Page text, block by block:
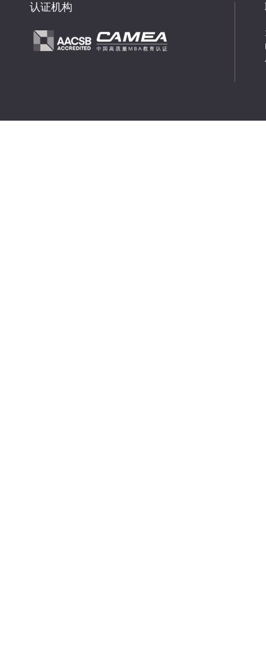
峰总经理王强首先交流了个人对于“梦想与现
实”的感受，阐述在生活中实践与思想相辅相成
的意义。王强经理还谈到在疫情的大背景下，
认证机构